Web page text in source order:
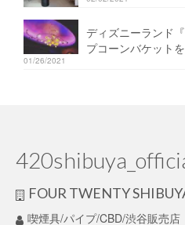
ディズニーランド
プコーンバケット
01/26/2021
FOUR TWENTY
喫煙具/パイプ/CBD/渋谷販売店